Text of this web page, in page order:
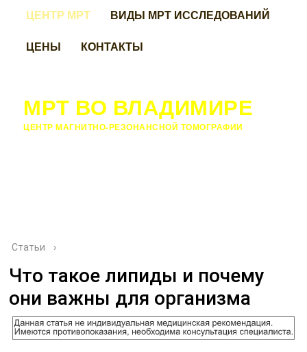
ЦЕНТР МРТ
ВИДЫ МРТ ИССЛЕДОВАНИЙ
ЦЕНЫ
КОНТАКТЫ
МРТ ВО ВЛАДИМИРЕ
ЦЕНТР МАГНИТНО-РЕЗОНАНСНОЙ ТОМОГРАФИИ
Статьи ›
Что такое липиды и почему
они важны для организма